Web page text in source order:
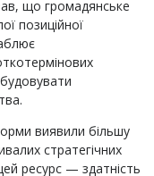
що громадянське
позиційної
виявили більшу
стратегічних
ресурс — здатність